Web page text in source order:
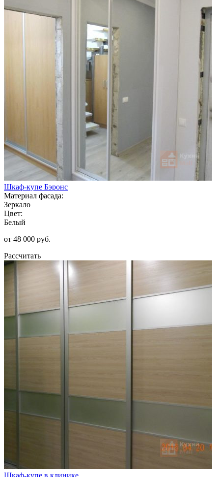
Шкаф-купе Бэронс
Материал фасада:
Зеркало
Цвет:
Белый
от 48 000 руб.
Рассчитать
Шкаф-купе в клинике